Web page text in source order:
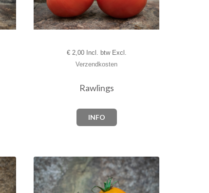
€2,00 Incl. btw Excl.
Verzendkosten
Rawlings
INFO